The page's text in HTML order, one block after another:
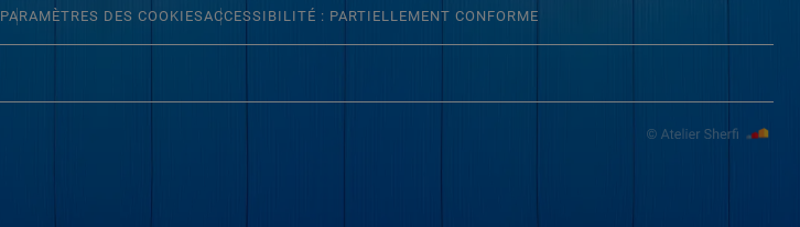
PARAMÈTRES DES COOKIESACCESSIBILITÉ : PARTIELLEMENT CONFORME